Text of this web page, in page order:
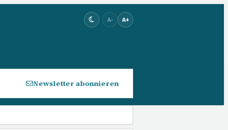
A- A+
Newsletter abonnieren